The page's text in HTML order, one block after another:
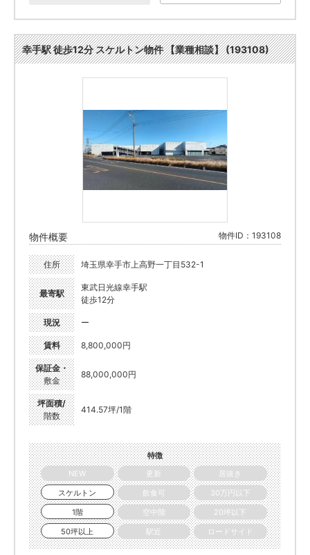
幸手駅 徒歩12分 スケルトン物件 【業種相談】 (193108)
物件概要 物件ID：193108
住所 埼玉県幸手市上高野一丁目532-1
最寄駅
東武日光線幸手駅
徒歩12分
現況 ー
賃料 8,800,000円
保証金・
敷金
88,000,000円
坪面積/
階数
414.57坪/1階
特徴
NEW
更新
居抜き
スケルトン
飲食可
30万円以下
1階
空中階
20坪以下
50坪以上
駅近 ロードサイド